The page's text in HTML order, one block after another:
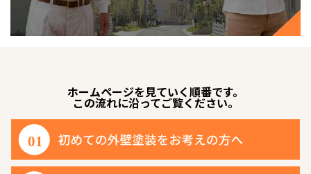
ホームページを見ていく順番です。
この流れに沿ってご覧ください。